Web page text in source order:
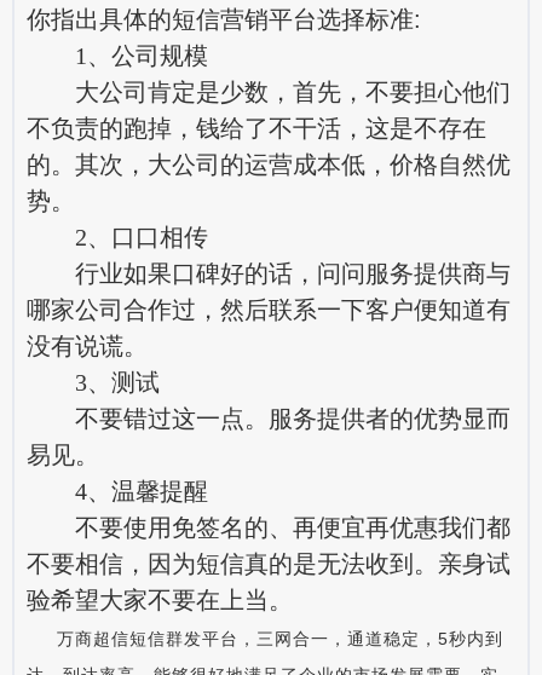
你指出具体的短信营销平台选择标准:
1、公司规模
大公司肯定是少数，首先，不要担心他们
不负责的跑掉，钱给了不干活，这是不存在
的。其次，大公司的运营成本低，价格自然优
势。
2、口口相传
行业如果口碑好的话，问问服务提供商与
哪家公司合作过，然后联系一下客户便知道有
没有说谎。
3、测试
不要错过这一点。服务提供者的优势显而
易见。
4、温馨提醒
不要使用免签名的、再便宜再优惠我们都
不要相信，因为短信真的是无法收到。亲身试
验希望大家不要在上当。
万商超信短信群发平台 ，三网合一，通道稳定，5秒内到